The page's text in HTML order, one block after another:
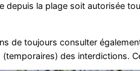
depuis la plage soit autorisée
de toujours consulter
des interdictions.